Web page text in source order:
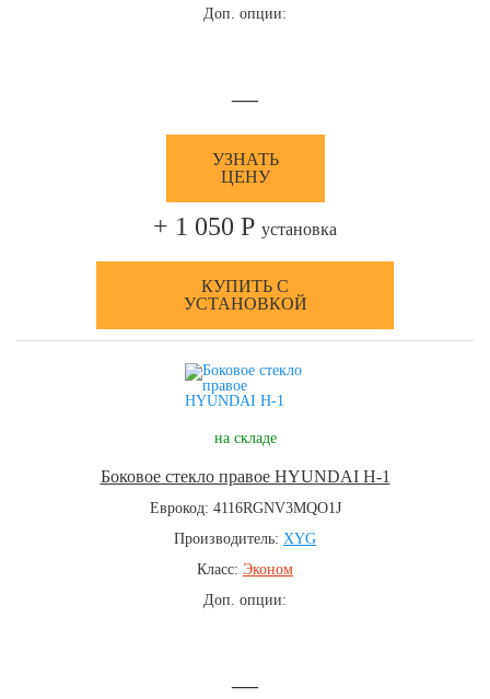
Доп. опции:
—
УЗНАТЬ
ЦЕНУ
+ 1 050 Р установка
КУПИТЬ С
УСТАНОВКОЙ
на складе
Боковое стекло правое HYUNDAI H-1
Еврокод: 4116RGNV3MQO1J
Производитель: XYG
Класс: Эконом
Доп. опции:
—